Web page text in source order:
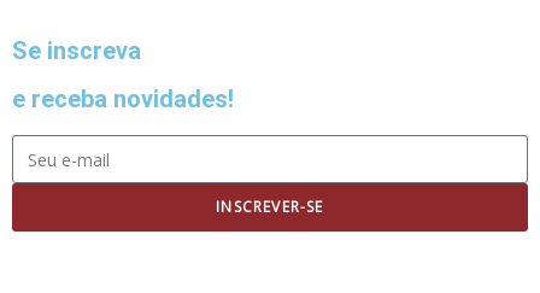
Se inscreva
e receba novidades!
INSCREVER-SE